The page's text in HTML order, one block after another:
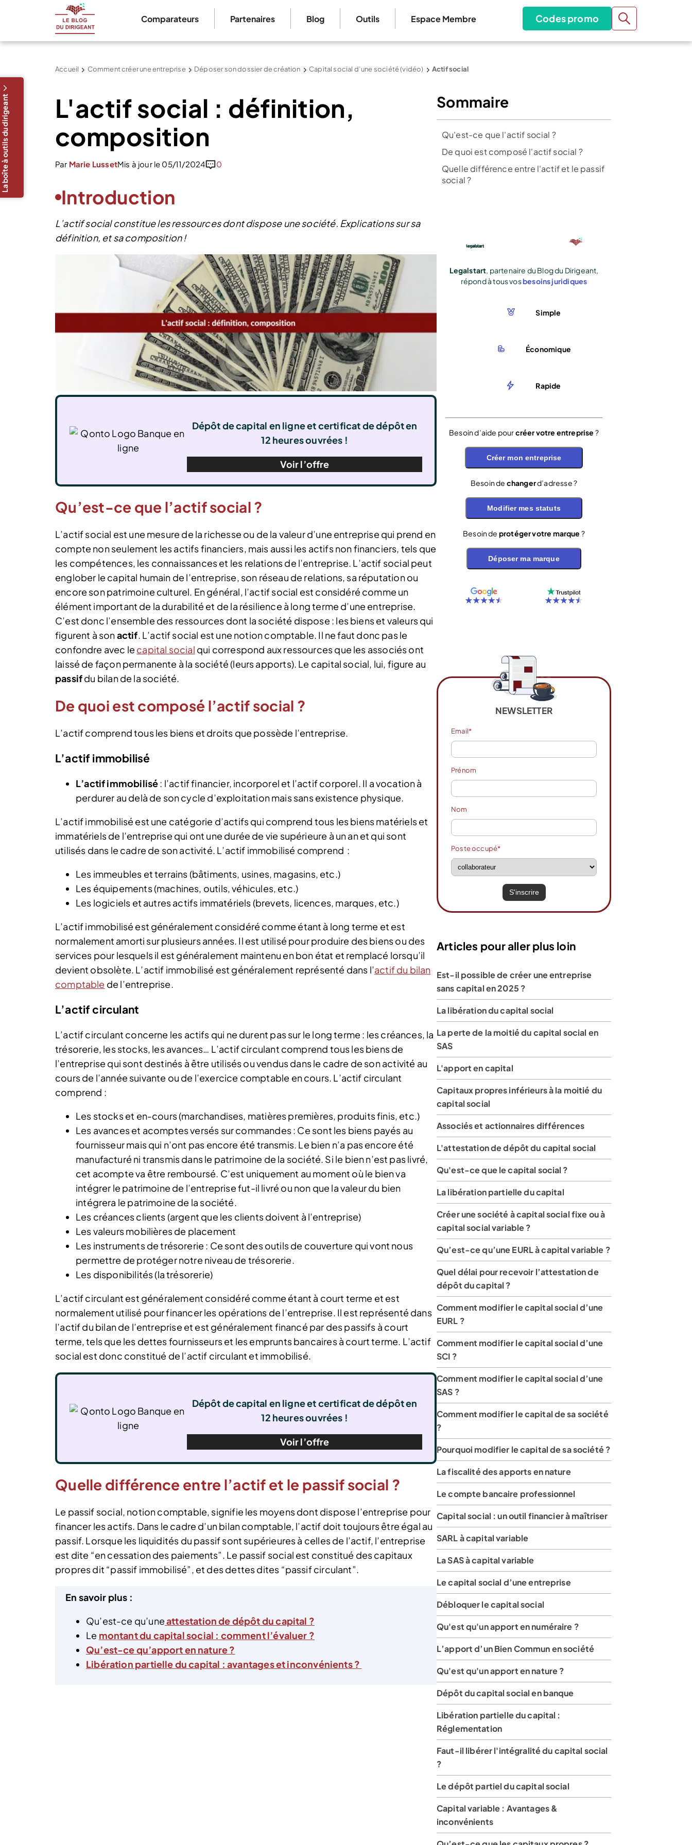
Comparateurs Partenaires Blog Outils Espace Membre Codes promo
Accueil Comment créer une entreprise Déposer son dossier de création Capital social d’une société (vidéo) Actif social
L'actif social : définition,
composition
Par Marie LussetMis à jour le 05/11/2024 0
Introduction
L’actif social constitue les ressources dont dispose une société. Explications sur sa
définition, et sa composition !
La boîte à outils du dirigeant
Dépôt de capital en ligne et certificat de dépôt en
12 heures ouvrées !
Voir l’offre
Qu’est-ce que l’actif social ?
L’actif social est une mesure de la richesse ou de la valeur d’une entreprise qui prend en
compte non seulement les actifs financiers, mais aussi les actifs non financiers, tels que
les compétences, les connaissances et les relations de l’entreprise. L’actif social peut
englober le capital humain de l’entreprise, son réseau de relations, sa réputation ou
encore son patrimoine culturel. En général, l’actif social est considéré comme un
élément important de la durabilité et de la résilience à long terme d’une entreprise.
C’est donc l’ensemble des ressources dont la société dispose : les biens et valeurs qui
figurent à sonactif. L’actif social est une notion comptable. Il ne faut donc pas le
confondre avec le capital social qui correspond aux ressources que les associés ont
laissé de façon permanente à la société (leurs apports). Le capital social, lui, figure au
passifdu bilan de la société.
De quoi est composé l’actif social ?
L’actif comprend tous les biens et droits que possède l’entreprise.
L’actif immobilisé
L’actif immobilisé: l’actif financier, incorporel et l’actif corporel. Il a vocation à
perdurer au delà de son cycle d’exploitation mais sans existence physique.
L’actif immobilisé est une catégorie d’actifs qui comprend tous les biens matériels et
immatériels de l’entreprise qui ont une durée de vie supérieure à un an et qui sont
utilisés dans le cadre de son activité. L’actif immobilisé comprend :
Les immeubles et terrains (bâtiments, usines, magasins, etc.)
Les équipements (machines, outils, véhicules, etc.)
Les logiciels et autres actifs immatériels (brevets, licences, marques, etc.)
L’actif immobilisé est généralement considéré comme étant à long terme et est
normalement amorti sur plusieurs années. Il est utilisé pour produire des biens ou des
services pour lesquels il est généralement maintenu en bon état et remplacé lorsqu’il
devient obsolète. L’actif immobilisé est généralement représenté dans l’actif du bilan
comptable de l’entreprise.
L’actif circulant
L’actif circulant concerne les actifs qui ne durent pas sur le long terme : les créances, la
trésorerie, les stocks, les avances… L’actif circulant comprend tous les biens de
l’entreprise qui sont destinés à être utilisés ou vendus dans le cadre de son activité au
cours de l’année suivante ou de l’exercice comptable en cours. L’actif circulant
comprend :
Les stocks et en-cours (marchandises, matières premières, produits finis, etc.)
Les avances et acomptes versés sur commandes : Ce sont les biens payés au
fournisseur mais qui n’ont pas encore été transmis. Le bien n’a pas encore été
manufacturé ni transmis dans le patrimoine de la société. Si le bien n’est pas livré,
cet acompte va être remboursé. C’est uniquement au moment où le bien va
intégrer le patrimoine de l’entreprise fut-il livré ou non que la valeur du bien
intégrera le patrimoine de la société.
Les créances clients (argent que les clients doivent à l’entreprise)
Les valeurs mobilières de placement
Les instruments de trésorerie : Ce sont des outils de couverture qui vont nous
permettre de protéger notre niveau de trésorerie.
Les disponibilités (la trésorerie)
L’actif circulant est généralement considéré comme étant à court terme et est
normalement utilisé pour financer les opérations de l’entreprise. Il est représenté dans
l’actif du bilan de l’entreprise et est généralement financé par des passifs à court
terme, tels que les dettes fournisseurs et les emprunts bancaires à court terme. L’actif
social est donc constitué de l’actif circulant et immobilisé.
Dépôt de capital en ligne et certificat de dépôt en
12 heures ouvrées !
Voir l’offre
Quelle différence entre l’actif et le passif social ?
Le passif social, notion comptable, signifie les moyens dont dispose l’entreprise pour
financer les actifs. Dans le cadre d’un bilan comptable, l’actif doit toujours être égal au
passif. Lorsque les liquidités du passif sont supérieures à celles de l’actif, l’entreprise
est dite “en cessation des paiements”. Le passif social est constitué des capitaux
propres dit “passif immobilisé”, et des dettes dites “passif circulant”.
En savoir plus :
Qu’est-ce qu’uneattestation de dépôt du capital ?
Le montant du capital social : comment l’évaluer ?
Qu’est-ce qu’apport en nature ?
Libération partielle du capital : avantages et inconvénients ?
Sommaire
Qu'est-ce que l'actif social ?
De quoi est composé l'actif social ?
Quelle différence entre l'actif et le passif
social ?
Legalstart, partenaire du Blog du Dirigeant,
répond à tous vosbesoins juridiques
Simple
Économique
Rapide
Besoin d’aide pourcréer votre entreprise ?
Créer mon entreprise
Besoin de changerd’adresse ?
Modifier mes statuts
Besoin de protéger votre marque ?
Déposer ma marque
NEWSLETTER
Email*
Prénom
Nom
Poste occupé*
Articles pour aller plus loin
Est-il possible de créer une entreprise
sans capital en 2025 ?
La libération du capital social
La perte de la moitié du capital social en
SAS
L'apport en capital
Capitaux propres inférieurs à la moitié du
capital social
Associés et actionnaires différences
L'attestation de dépôt du capital social
Qu'est-ce que le capital social ?
La libération partielle du capital
Créer une société à capital social fixe ou à
capital social variable ?
Qu’est-ce qu’une EURL à capital variable ?
Quel délai pour recevoir l’attestation de
dépôt du capital ?
Comment modifier le capital social d’une
EURL ?
Comment modifier le capital social d’une
SCI ?
Comment modifier le capital social d’une
SAS ?
Comment modifier le capital de sa société
?
Pourquoi modifier le capital de sa société ?
La fiscalité des apports en nature
Le compte bancaire professionnel
Capital social : un outil financier à maîtriser
SARL à capital variable
La SAS à capital variable
Le capital social d’une entreprise
Débloquer le capital social
Qu'est qu'un apport en numéraire ?
L’apport d’un Bien Commun en société
Qu'est qu'un apport en nature ?
Dépôt du capital social en banque
Libération partielle du capital :
Réglementation
Faut-il libérer l'intégralité du capital social
?
Le dépôt partiel du capital social
Capital variable : Avantages &
inconvénients